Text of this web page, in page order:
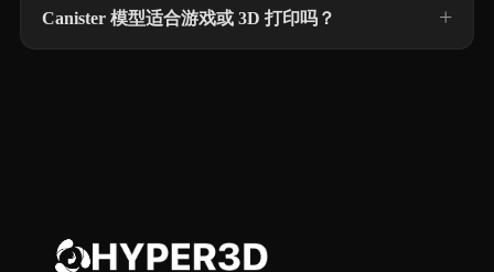
Canister 模型适合游戏或 3D 打印吗？